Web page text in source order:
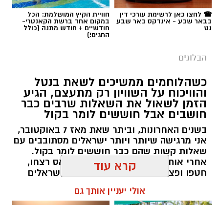
☎ לחצו כאן לרשימת עורכי דין
בבאר שבע - אינדקס באר שבע
נט
חוויית הקיץ המושלמת: הכל
במקום אחד ברשת הקאנטרי-
חודשיים + חודש מתנה (כולל
החגים!)
הבלוגים
כשהלוחמים ממשיכים לשאת בנטל
והוויכוח על השוויון רק מתעצם, הגיע
הזמן לשאול את השאלות שרבים כבר
חושבים אבל חוששים לומר בקול
בשנים האחרונות, וביתר שאת מאז 7 באוקטובר,
אני מרגישה שיותר ויותר ישראלים מסתובבים עם
שאלות קשות שהם כבר חוששים לומר בקול.
אחרי אותו יום נורא, שבו מחבלי חמאס רצחו,
חטפו ופצעו אזרחים רק משום שהם ישראלים
הדדית ולתחושת גורל משותף. אבל ככל שחולף
קרא עוד